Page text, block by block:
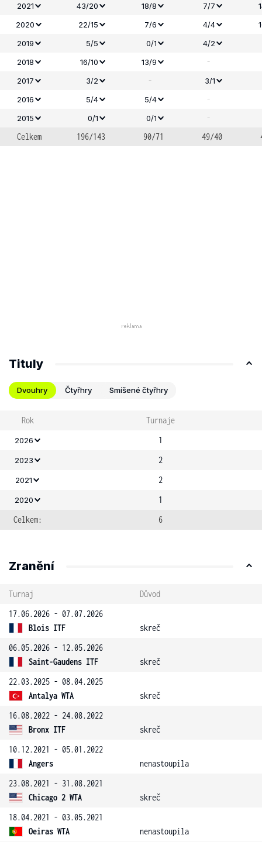
2021
43/20 18/8 7/7
2020
22/15 7/6 4/4
2019
5/5 0/1
4/2
2018
16/10 13/9 -
2017 3/2 -
3/1
2016
5/4 5/4 -
2015 0/1 0/1
-
Celkem
196/143 90/71 49/40
Tituly
Dvouhry Čtyřhry Smíšené čtyřhry
Rok Turnaje
2026 1
2023 2
2021 2
2020
1
Celkem:
6
Zranění
Turnaj
Důvod
17.06.2026 - 07.07.2026
Blois ITF
skreč
06.05.2026 - 12.05.2026
Saint-Gaudens ITF
skreč
22.03.2025 - 08.04.2025
Antalya WTA
skreč
16.08.2022 - 24.08.2022
Bronx ITF
skreč
10.12.2021 - 05.01.2022
Angers
nenastoupila
23.08.2021 - 31.08.2021
Chicago 2 WTA
skreč
18.04.2021 - 03.05.2021
Oeiras WTA
nenastoupila